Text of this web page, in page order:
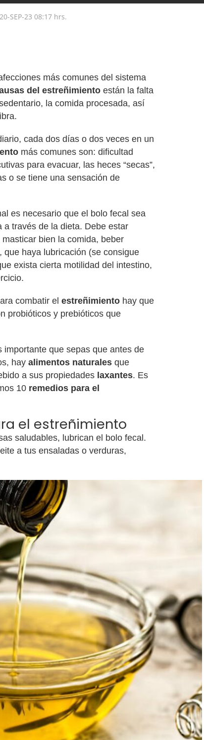
20-SEP-23 08:17 hrs.
más comunes del sistema
del estreñimiento están la falta
la comida procesada, así
cada dos días o dos veces en un
más comunes son: dificultad
para evacuar, las heces “secas”,
o se tiene una sensación de
es necesario que el bolo fecal sea
través de la dieta. Debe estar
bien la comida, beber
haya lubricación (se consigue
exista cierta motilidad del intestino,
combatir el estreñimiento hay que
probióticos y prebióticos que
importante que sepas que antes de
hay alimentos naturales que
a sus propiedades laxantes. Es
10 remedios para el
el estreñimiento
saludables, lubrican el bolo fecal.
a tus ensaladas o verduras,